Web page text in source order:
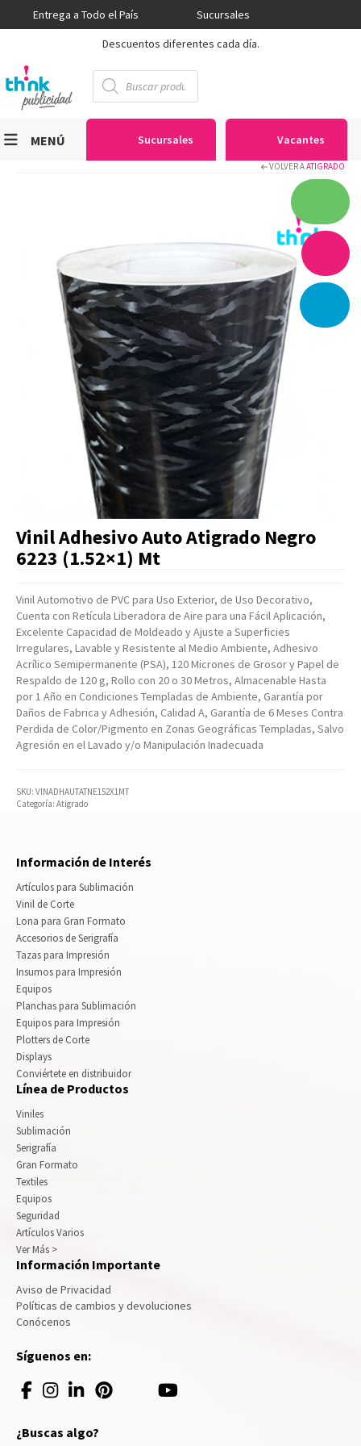
Entrega a Todo el País
Sucursales
Descuentos diferentes cada día.
Búsqueda
de
productos
Sucursales Vacantes
MENÚ
Serigrafía
Textiles
Equipos
Seguridad
Artículos Varios
Catálogos
Facturación
Listas de Precios
VOLVER AATIGRADO
Vinil Adhesivo Auto Atigrado Negro
6223 (1.52×1) Mt
Vinil Automotivo de PVC para Uso Exterior, de Uso Decorativo,
Cuenta con Retícula Liberadora de Aire para una Fácil Aplicación,
Excelente Capacidad de Moldeado y Ajuste a Superficies
Irregulares, Lavable y Resistente al Medio Ambiente, Adhesivo
Acrílico Semipermanente (PSA), 120 Micrones de Grosor y Papel de
Respaldo de 120 g, Rollo con 20 o 30 Metros, Almacenable Hasta
por 1 Año en Condiciones Templadas de Ambiente, Garantía por
Daños de Fabrica y Adhesión, Calidad A, Garantía de 6 Meses Contra
Perdida de Color/Pigmento en Zonas Geográficas Templadas, Salvo
Agresión en el Lavado y/o Manipulación Inadecuada
SKU: VINADHAUTATNE152X1MT
Categoría: Atigrado
Información de Interés
Artículos para Sublimación
Vinil de Corte
Lona para Gran Formato
Accesorios de Serigrafía
Tazas para Impresión
Insumos para Impresión
Equipos
Planchas para Sublimación
Equipos para Impresión
Plotters de Corte
Displays
Conviértete en distribuidor
Línea de Productos
Viniles
Sublimación
Serigrafía
Gran Formato
Textiles
Equipos
Seguridad
Artículos Varios
Ver Más >
Información Importante
Aviso de Privacidad
Políticas de cambios y devoluciones
Conócenos
Síguenos en:
¿Buscas algo?